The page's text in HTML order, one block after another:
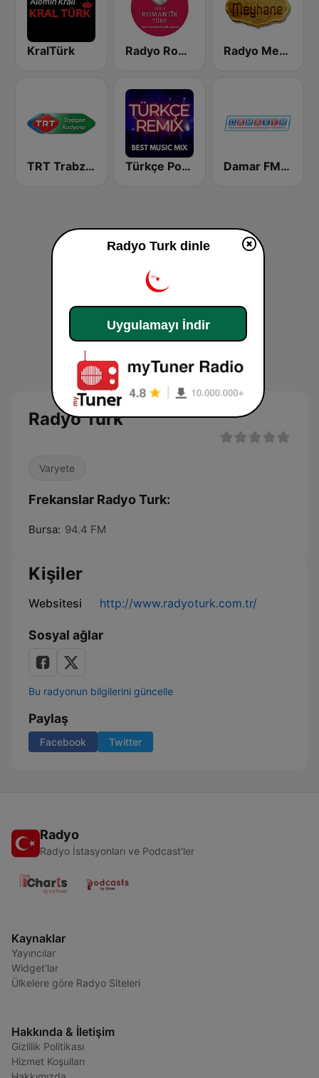
KralTürk Radyo Romantik Turk Radyo Meyhane
TRT Trabzon Radyosu Türkçe Pop Remix BESTradio Damar FM Arabesk Radyo
Radyo Turk
Varyete
Frekanslar Radyo Turk:
Bursa: 94.4 FM
Kişiler
Websitesi http://www.radyoturk.com.tr/
Sosyal ağlar
Bu radyonun bilgilerini güncelle
Paylaş
Facebook Twitter
Radyo
Radyo İstasyonları ve Podcast'ler
Kaynaklar
Yayıncılar
Widget'lar
Ülkelere göre Radyo Siteleri
Hakkında & İletişim
Gizlilik Politikası
Hizmet Koşulları
Radyo Turk dinle
Uygulamayı İndir